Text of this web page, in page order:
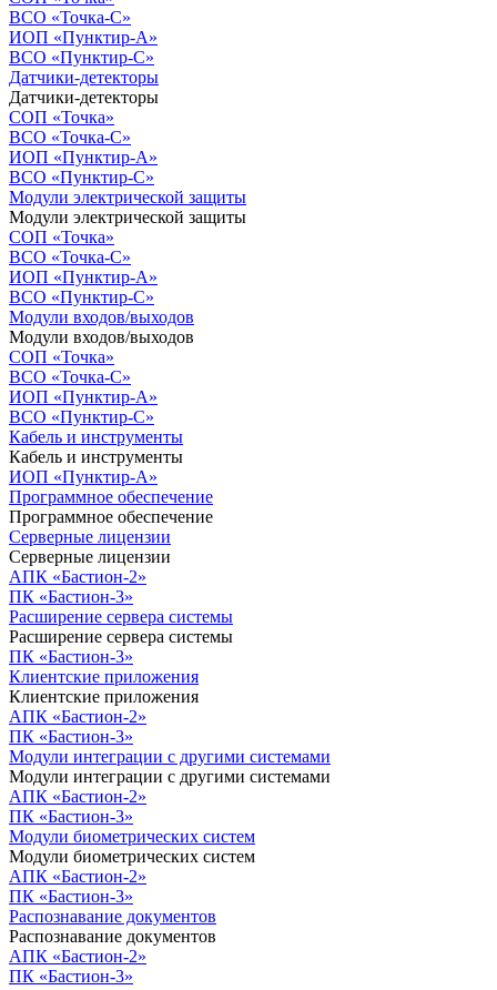
ВСО «Точка-С»
ИОП «Пунктир-А»
ВСО «Пунктир-С»
Датчики-детекторы
Датчики-детекторы
СОП «Точка»
ВСО «Точка-С»
ИОП «Пунктир-А»
ВСО «Пунктир-С»
Модули электрической защиты
Модули электрической защиты
СОП «Точка»
ВСО «Точка-С»
ИОП «Пунктир-А»
ВСО «Пунктир-С»
Модули входов/выходов
Модули входов/выходов
СОП «Точка»
ВСО «Точка-С»
ИОП «Пунктир-А»
ВСО «Пунктир-С»
Кабель и инструменты
Кабель и инструменты
ИОП «Пунктир-А»
Программное обеспечение
Программное обеспечение
Серверные лицензии
Серверные лицензии
АПК «Бастион-2»
ПК «Бастион-3»
Расширение сервера системы
Расширение сервера системы
ПК «Бастион-3»
Клиентские приложения
Клиентские приложения
АПК «Бастион-2»
ПК «Бастион-3»
Модули интеграции с другими системами
Модули интеграции с другими системами
АПК «Бастион-2»
ПК «Бастион-3»
Модули биометрических систем
Модули биометрических систем
АПК «Бастион-2»
ПК «Бастион-3»
Распознавание документов
Распознавание документов
АПК «Бастион-2»
ПК «Бастион-3»